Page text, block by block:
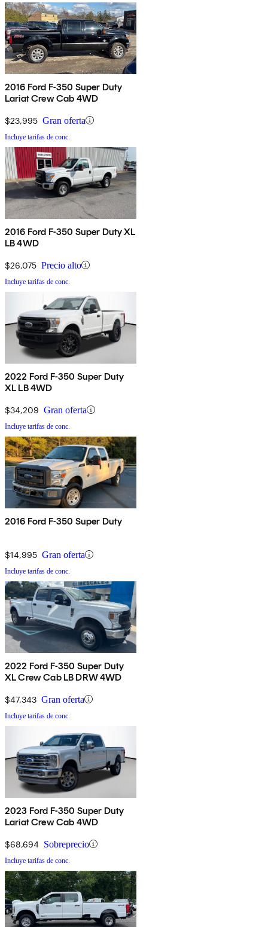
2016 Ford F-350 Super Duty
Lariat Crew Cab 4WD
$23,995 Gran oferta
Incluye tarifas de conc.
2016 Ford F-350 Super Duty XL
LB 4WD
$26,075 Precio alto
Incluye tarifas de conc.
2022 Ford F-350 Super Duty
XL LB 4WD
$34,209 Gran oferta
Incluye tarifas de conc.
2016 Ford F-350 Super Duty
$14,995 Gran oferta
Incluye tarifas de conc.
2022 Ford F-350 Super Duty
XL Crew Cab LB DRW 4WD
$47,343 Gran oferta
Incluye tarifas de conc.
2023 Ford F-350 Super Duty
Lariat Crew Cab 4WD
$68,694 Sobreprecio
Incluye tarifas de conc.